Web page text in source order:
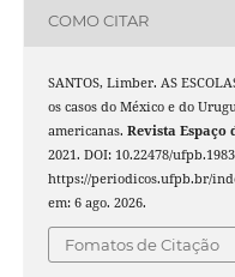
COMO CITAR
SANTOS, Limber. AS
os casos do México e do
americanas. Revista
2021. DOI: 10.22478/
https://periodicos.ufpb.br/
em: 6 ago. 2026.
Fomatos de Citação